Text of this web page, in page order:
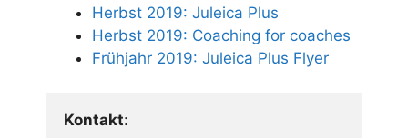
Herbst 2019: Juleica Plus
Herbst 2019: Coaching for coaches
Frühjahr 2019: Juleica Plus Flyer
Kontakt: